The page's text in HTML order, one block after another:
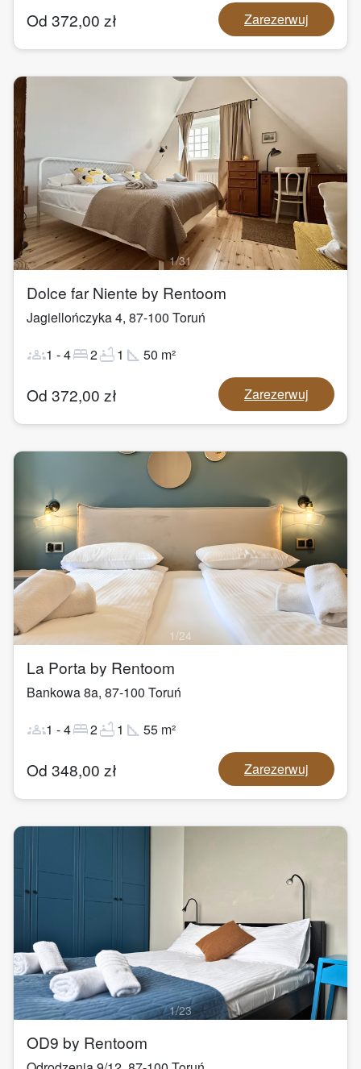
Od 372,00 zł Zarezerwuj
1/31
Dolce far Niente by Rentoom
Jagiellończyka 4, 87-100 Toruń
groups1 -4bed2bathtub1 square_foot 50 m²
Od 372,00 zł Zarezerwuj
1/24
La Porta by Rentoom
Bankowa 8a, 87-100 Toruń
groups1 -4bed2bathtub1 square_foot 55 m²
Od 348,00 zł Zarezerwuj
1/23
OD9 by Rentoom